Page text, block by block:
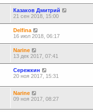
Казаков Дмитрий
21 сен 2018, 15:00
Delfina
16 июл 2018, 06:17
Narine
13 дек 2017, 07:41
Сережкин
20 ноя 2017, 15:31
Narine
09 ноя 2017, 08:27